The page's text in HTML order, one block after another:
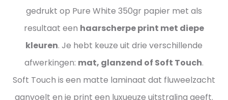
gedrukt op Pure White 350gr papier met als
resultaat een haarscherpe print met diepe
kleuren. Je hebt keuze uit drie verschillende
afwerkingen: mat, glanzend of Soft Touch.
Soft Touch is een matte laminaat dat fluweelzacht
aanvoelt en je print een luxueuze uitstraling geeft.